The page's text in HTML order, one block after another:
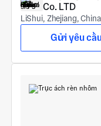
Co. LTD
LiShui, Zhejiang, China
Gửi yêu